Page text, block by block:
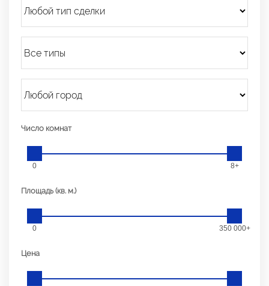
Число комнат
0 8+
Площадь (кв. м.)
0 350 000+
Цена